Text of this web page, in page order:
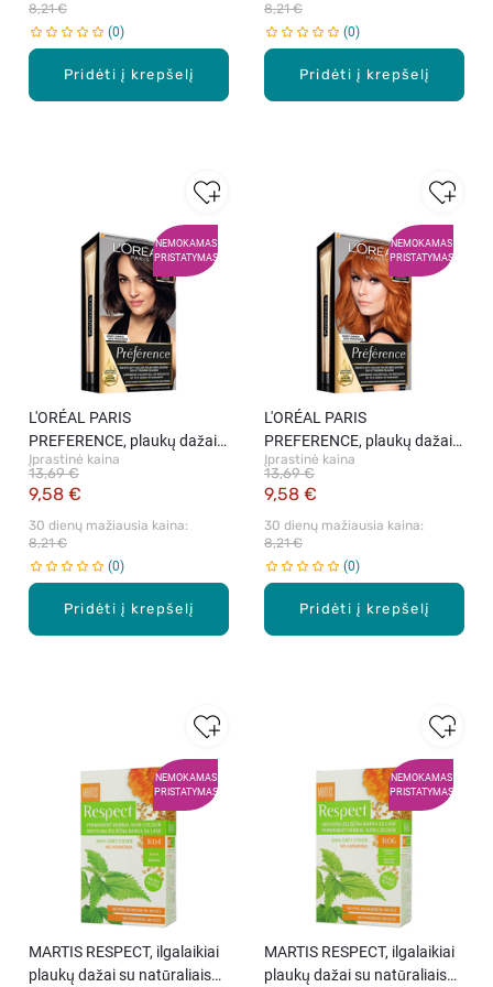
Pridėti į krepšelį
8,21 €
0
Pridėti į krepšelį
8,21 €
0
NEMOKAMAS
PRISTATYMAS
Pridėti į krepšelį
L'ORÉAL PARIS
PREFERENCE, plaukų dažai,
3.12 INTENSE COOL DARK
BROWN, 1 vnt.
Įprastinė kaina
9,58 €
13,69 €
30 dienų mažiausia kaina:
8,21 €
0
NEMOKAMAS
PRISTATYMAS
Pridėti į krepšelį
L'ORÉAL PARIS
PREFERENCE, plaukų dažai,
7.4 MANGO COPPER, 1 vnt.
Įprastinė kaina
9,58 €
13,69 €
30 dienų mažiausia kaina:
8,21 €
0
NEMOKAMAS
PRISTATYMAS
MARTIS RESPECT, ilgalaikiai
plaukų dažai su natūraliais
NEMOKAMAS
PRISTATYMAS
MARTIS RESPECT, ilgalaikiai
plaukų dažai su natūraliais